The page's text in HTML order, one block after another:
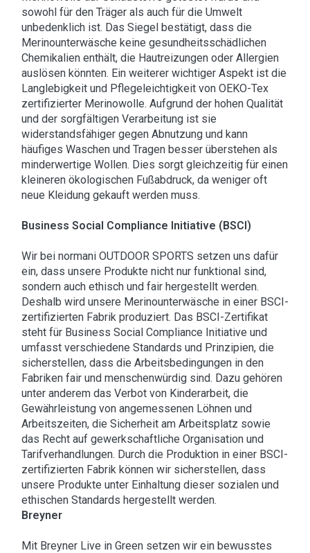
sowohl für den Träger als auch für die Umwelt
unbedenklich ist. Das Siegel bestätigt, dass die
Merinounterwäsche keine gesundheitsschädlichen
Chemikalien enthält, die Hautreizungen oder Allergien
auslösen könnten. Ein weiterer wichtiger Aspekt ist die
Langlebigkeit und Pflegeleichtigkeit von OEKO-Tex
zertifizierter Merinowolle. Aufgrund der hohen Qualität
und der sorgfältigen Verarbeitung ist sie
widerstandsfähiger gegen Abnutzung und kann
häufiges Waschen und Tragen besser überstehen als
minderwertige Wollen. Dies sorgt gleichzeitig für einen
kleineren ökologischen Fußabdruck, da weniger oft
neue Kleidung gekauft werden muss.
Business Social Compliance Initiative (BSCI)
Wir bei normani OUTDOOR SPORTS setzen uns dafür
ein, dass unsere Produkte nicht nur funktional sind,
sondern auch ethisch und fair hergestellt werden.
Deshalb wird unsere Merinounterwäsche in einer BSCI-
zertifizierten Fabrik produziert. Das BSCI-Zertifikat
steht für Business Social Compliance Initiative und
umfasst verschiedene Standards und Prinzipien, die
sicherstellen, dass die Arbeitsbedingungen in den
Fabriken fair und menschenwürdig sind. Dazu gehören
unter anderem das Verbot von Kinderarbeit, die
Gewährleistung von angemessenen Löhnen und
Arbeitszeiten, die Sicherheit am Arbeitsplatz sowie
das Recht auf gewerkschaftliche Organisation und
Tarifverhandlungen. Durch die Produktion in einer BSCI-
zertifizierten Fabrik können wir sicherstellen, dass
unsere Produkte unter Einhaltung dieser sozialen und
ethischen Standards hergestellt werden.
Breyner
Mit Breyner Live in Green setzen wir ein bewusstes